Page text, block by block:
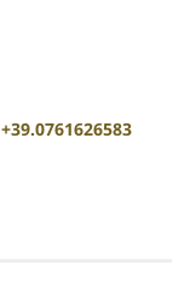
+39.0761626583